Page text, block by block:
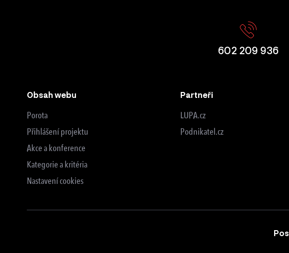
602 209 936
Obsah webu
Porota
Přihlášení projektu
Akce a konference
Kategorie a kritéria
Nastavení cookies
Partneři
LUPA.cz
Podnikatel.cz